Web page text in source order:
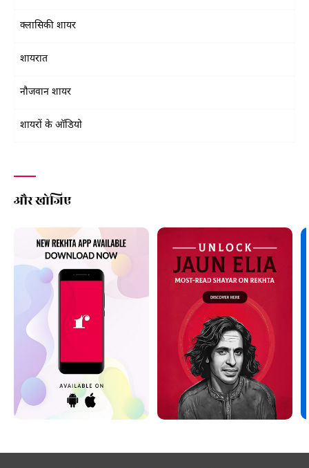
क्लासिकी शायर
शायरात
नौजवान शायर
शायरों के ऑडियो
और खोजिए